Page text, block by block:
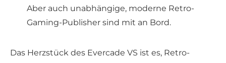
Aber auch unabhängige, moderne Retro-
Gaming-Publisher sind mit an Bord.
Das Herzstück des Evercade VS ist es, Retro-